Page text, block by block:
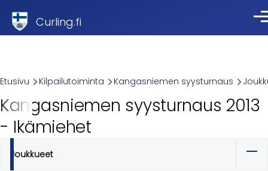
Curling.fi
Breadcrumb
Etusivu Kilpailutoiminta Kangasniemen syysturnaus
Kangasniemen syysturnaus 2013
- Ikämiehet
Ensisijaiset
Joukkueet